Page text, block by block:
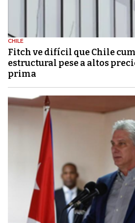
CHILE
Fitch ve difícil que Chile
estructural pese a altos
prima